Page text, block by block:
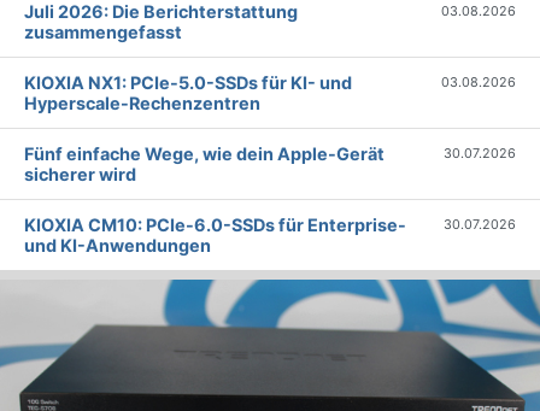
Juli 2026: Die Bericht­erstattung
zusammengefasst
03.08.2026
KIOXIA NX1: PCIe-5.0-SSDs für KI- und
Hyperscale-Rechenzentren
03.08.2026
Fünf einfache Wege, wie dein Apple-Gerät
sicherer wird
30.07.2026
KIOXIA CM10: PCIe-6.0-SSDs für Enterprise-
und KI-Anwendungen
30.07.2026